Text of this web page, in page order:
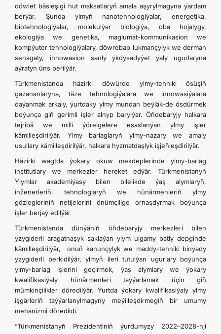
döwlet bäsleşigi hut maksatlaryň amala aşyrylmagyna ýardam
berýär. Şunda ylmyň nanotehnologiýalar, energetika,
biotehnologiýalar, molekulýar biologiýa, oba hojalygy,
ekologiýa we genetika, maglumat-kommunikasion we
kompýuter tehnologiýalary, döwrebap lukmançylyk we derman
senagaty, innowasion sanly ykdysadyýet ýaly ugurlaryna
aýratyn üns berilýär.
Türkmenistanda häzirki döwürde ylmy-tehniki ösüşiň
gazananlaryna, täze tehnologiýalara we innowasiýalara
daýanmak arkaly, ýurtdaky ylmy mundan beýläk-de ösdürmek
boýunça giň gerimli işler alnyp barylýar. Öňdebaryjy halkara
tejribä we milli ýörelgelere esaslanýan ylmy işler
kämilleşdirilýär. Ylmy barlaglaryň ylmy-nazary we amaly
usullary kämilleşdirilýär, halkara hyzmatdaşlyk işjeňleşdirilýär.
Häzirki wagtda ýokary okuw mekdeplerinde ylmy-barlag
institutlary we merkezler hereket edýär. Türkmenistanyň
Ylymlar akademiýasy bilen bilelikde ýaş alymlaryň,
inženerleriň, tehnologlaryň we hünärmenleriň ylmy
gözlegleriniň netijelerini önümçilige ornaşdyrmak boýunça
işler berjaý edilýär.
Türkmenistanda dünýäniň öňdebaryjy merkezleri bilen
yzygiderli aragatnaşyk saklaýan ylym ulgamy batly depginde
kämilleşdirilýär, onuň kanunçylyk we maddy-tehniki binýady
yzygiderli berkidilýär, ylmyň ileri tutulýan ugurlary boýunça
ylmy-barlag işlerini geçirmek, ýaş alymlary we ýokary
kwalifikasiýaly hünärmenleri taýýarlamak üçin giň
mümkinçilikler döredilýär. Ýurtda ýokary kwalifikasiýaly ylmy
işgärleriň taýýarlanylmagyny meýilleşdirmegiň bir umumy
mehanizmi döredildi.
“Türkmenistanyň Prezidentiniň ýurdumyzy 2022–2028-nji